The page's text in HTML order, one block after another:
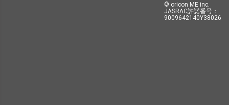
© oricon ME inc.
JASRAC許諾番号：
9009642140Y38026